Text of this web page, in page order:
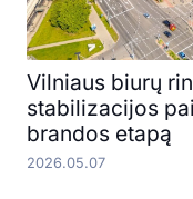
Vilniaus biurų
stabilizacijos
brandos etapą
2026.05.07